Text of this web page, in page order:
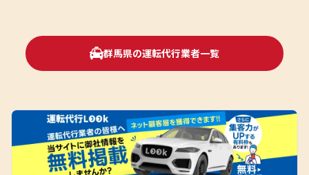
群馬県の運転代行業者一覧